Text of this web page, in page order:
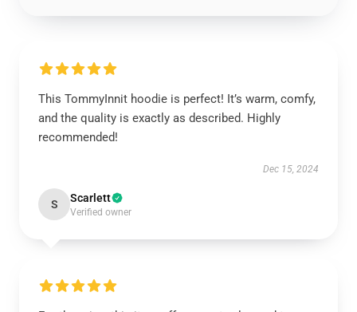
This TommyInnit hoodie is perfect! It’s warm, comfy,
and the quality is exactly as described. Highly
recommended!
Dec 15, 2024
S Scarlett
Verified owner